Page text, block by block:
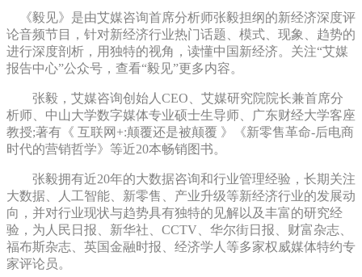
《毅见》是由艾媒咨询首席分析师张毅担纲的新经济深度评
论音频节目，针对新经济行业热门话题、模式、现象、趋势的
进行深度剖析，用独特的视角，读懂中国新经济。关注“艾媒
报告中心”公众号，查看“毅见”更多内容。
张毅，艾媒咨询创始人CEO、艾媒研究院院长兼首席分
析师、中山大学数字媒体专业硕士生导师、广东财经大学客座
教授;著有《 互联网+:颠覆还是被颠覆 》《新零售革命-后电商
时代的营销哲学》等近20本畅销图书。
张毅拥有近20年的大数据咨询和行业管理经验，长期关注
大数据、人工智能、新零售、产业升级等新经济行业的发展动
向，并对行业现状与趋势具有独特的见解以及丰富的研究经
验，为人民日报、新华社、CCTV、华尔街日报、财富杂志、
福布斯杂志、英国金融时报、经济学人等多家权威媒体特约专
家评论员。